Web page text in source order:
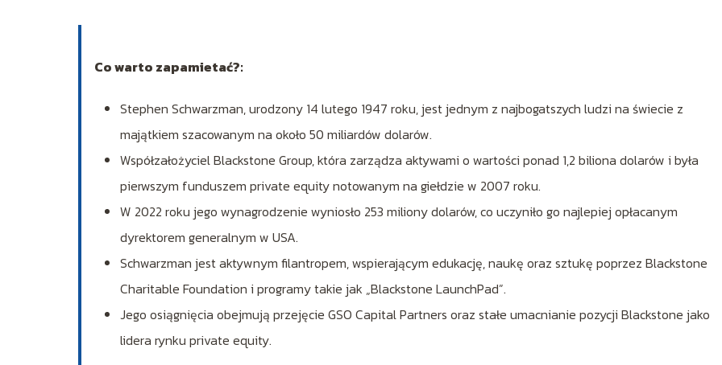
Co warto zapamietać?:
Stephen Schwarzman, urodzony 14 lutego 1947 roku, jest jednym z najbogatszych ludzi na świecie z
majątkiem szacowanym na około 50 miliardów dolarów.
Współzałożyciel Blackstone Group, która zarządza aktywami o wartości ponad 1,2 biliona dolarów i była
pierwszym funduszem private equity notowanym na giełdzie w 2007 roku.
W 2022 roku jego wynagrodzenie wyniosło 253 miliony dolarów, co uczyniło go najlepiej opłacanym
dyrektorem generalnym w USA.
Schwarzman jest aktywnym filantropem, wspierającym edukację, naukę oraz sztukę poprzez Blackstone
Charitable Foundation i programy takie jak „Blackstone LaunchPad”.
Jego osiągnięcia obejmują przejęcie GSO Capital Partners oraz stałe umacnianie pozycji Blackstone jako
lidera rynku private equity.